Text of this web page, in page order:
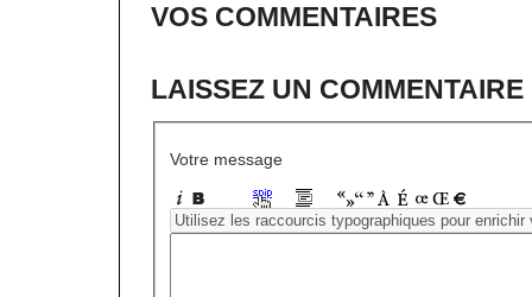
VOS COMMENTAIRES
LAISSEZ UN COMMENTAIRE
Votre message